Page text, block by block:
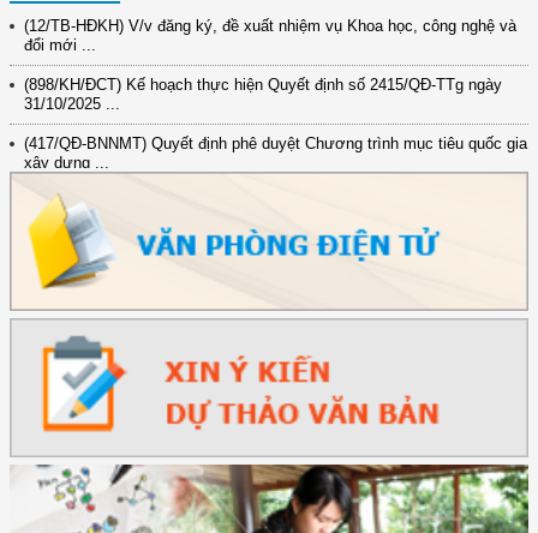
đổi mới ...
(898/KH/ĐCT) Kế hoạch thực hiện Quyết định số 2415/QĐ-TTg ngày
31/10/2025 ...
(417/QĐ-BNNMT) Quyết định phê duyệt Chương trình mục tiêu quốc gia
xây dựng ...
9/9/2025 của Bộ ...
(2415/QĐ-TTg) Quyết định về việc phê duyệt Đề án Hỗ trợ Phụ nữ khởi
nghiệp ...